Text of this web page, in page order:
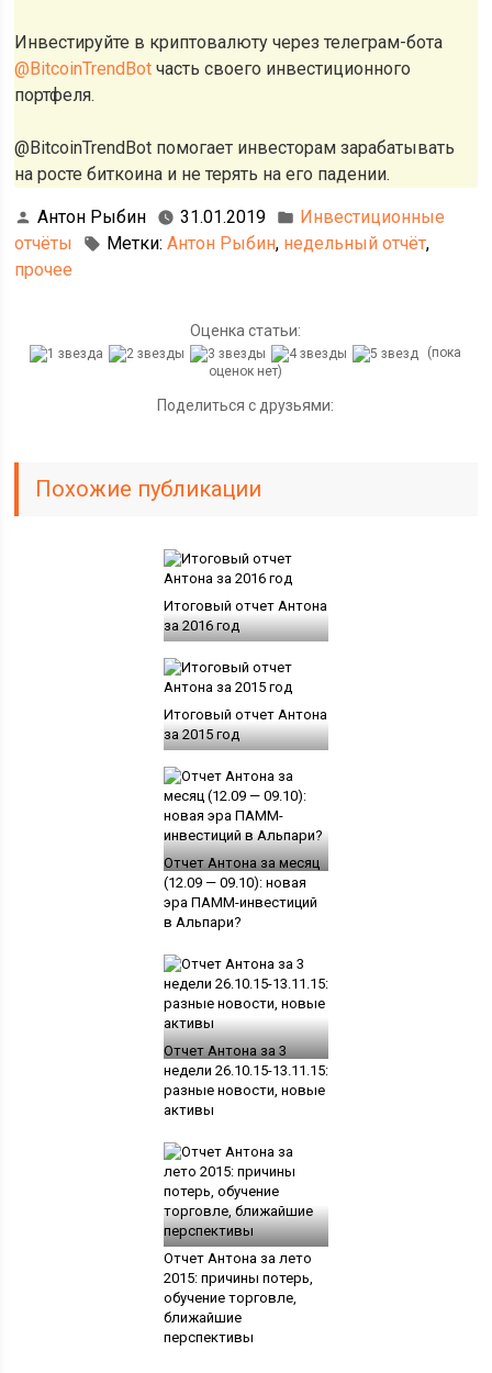
Инвестируйте в криптовалюту через телеграм-бота
@BitcoinTrendBot часть своего инвестиционного
портфеля.
@BitcoinTrendBot помогает инвесторам зарабатывать
на росте биткоина и не терять на его падении.
Антон Рыбин 31.01.2019
Инвестиционные
отчёты
Метки:Антон Рыбин, недельный отчёт,
прочее
Оценка статьи:
(пока
оценок нет)
Поделиться с друзьями:
Похожие публикации
Итоговый отчет Антона
за 2016 год
Итоговый отчет Антона
за 2015 год
Отчет Антона за месяц
(12.09 — 09.10): новая
эра ПАММ-инвестиций
в Альпари?
Отчет Антона за 3
недели 26.10.15-13.11.15:
разные новости, новые
активы
Отчет Антона за лето
2015: причины потерь,
обучение торговле,
ближайшие
перспективы